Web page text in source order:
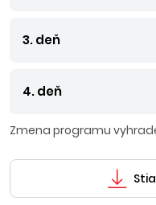
3. deň
4. deň
Zmena programu